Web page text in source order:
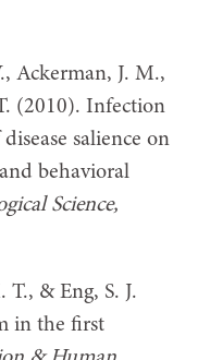
Ackerman, J. M.,
(2010). Infection
salience on
behavioral
Science,
T., & Eng, S. J.
in the first